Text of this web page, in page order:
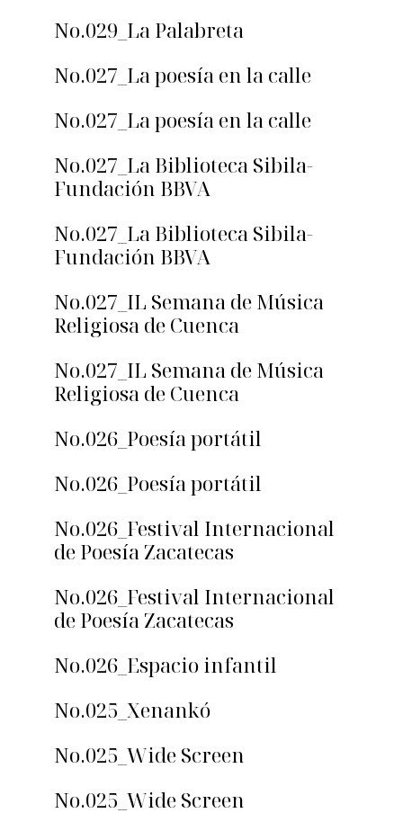
No.029_La Palabreta
No.027_La poesía en la calle
No.027_La poesía en la calle
No.027_La Biblioteca Sibila-
Fundación BBVA
No.027_La Biblioteca Sibila-
Fundación BBVA
No.027_IL Semana de Música
Religiosa de Cuenca
No.027_IL Semana de Música
Religiosa de Cuenca
No.026_Poesía portátil
No.026_Poesía portátil
No.026_Festival Internacional
de Poesía Zacatecas
No.026_Festival Internacional
de Poesía Zacatecas
No.026_Espacio infantil
No.025_Xenankó
No.025_Wide Screen
No.025_Wide Screen